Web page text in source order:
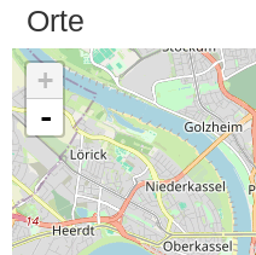
Orte
+
-